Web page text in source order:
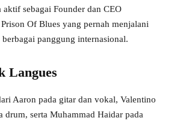
sebagai Founder dan CEO
Of Blues yang pernah menjalani
panggung internasional.
Langues
Aaron pada gitar dan vokal, Valentino
drum, serta Muhammad Haidar pada